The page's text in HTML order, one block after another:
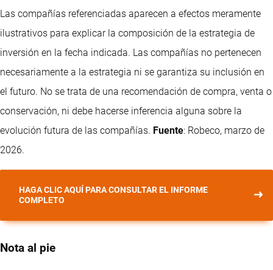
Las compañías referenciadas aparecen a efectos meramente
ilustrativos para explicar la composición de la estrategia de
inversión en la fecha indicada. Las compañías no pertenecen
necesariamente a la estrategia ni se garantiza su inclusión en
el futuro. No se trata de una recomendación de compra, venta o
conservación, ni debe hacerse inferencia alguna sobre la
evolución futura de las compañías. Fuente: Robeco, marzo de
2026.
HAGA CLIC AQUÍ PARA CONSULTAR EL INFORME
COMPLETO
Nota al pie